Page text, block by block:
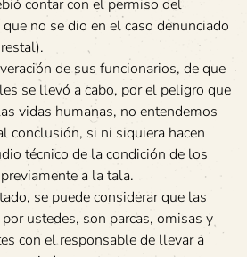
contar con el permiso del
no se dio en el caso denunciado
de sus funcionarios, de que
se llevó a cabo, por el peligro que
vidas humanas, no entendemos
conclusión, si ni siquiera hacen
técnico de la condición de los
a la tala.
se puede considerar que las
ustedes, son parcas, omisas y
con el responsable de llevar a